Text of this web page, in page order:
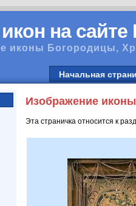
на
иконы Богородицы,
Начальная
Изображение
Эта страничка относится к